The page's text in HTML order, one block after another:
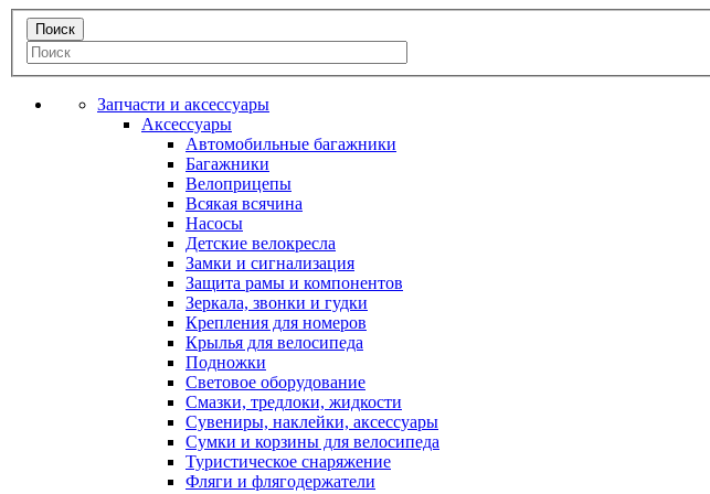
Запчасти и аксессуары
Аксессуары
Автомобильные багажники
Багажники
Велоприцепы
Всякая всячина
Насосы
Детские велокресла
Замки и сигнализация
Защита рамы и компонентов
Зеркала, звонки и гудки
Крепления для номеров
Крылья для велосипеда
Подножки
Световое оборудование
Смазки, тредлоки, жидкости
Сувениры, наклейки, аксессуары
Сумки и корзины для велосипеда
Туристическое снаряжение
Фляги и флягодержатели